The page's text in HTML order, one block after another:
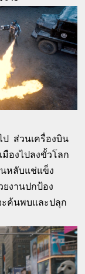
ป ส่วนเครื่องบิน
องไปลงขั้วโลก
หลับแช่แข็ง
งานปกป้อง
ะค้นพบและปลุก